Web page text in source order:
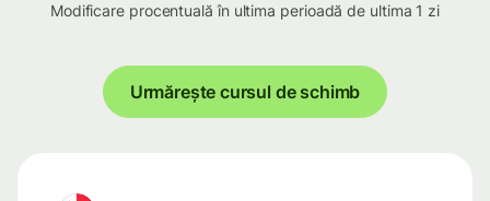
Modificare procentuală în ultima perioadă de ultima 1 zi
Urmărește cursul de schimb